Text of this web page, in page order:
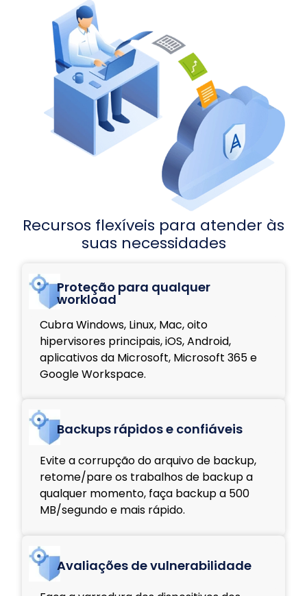
Recursos flexíveis para atender às
suas necessidades
Proteção para qualquer
workload
Cubra Windows, Linux, Mac, oito
hipervisores principais, iOS, Android,
aplicativos da Microsoft, Microsoft 365 e
Google Workspace.
Backups rápidos e confiáveis
Evite a corrupção do arquivo de backup,
retome/pare os trabalhos de backup a
qualquer momento, faça backup a 500
MB/segundo e mais rápido.
Avaliações de vulnerabilidade